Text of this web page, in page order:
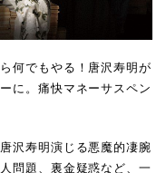
何でもやる！唐沢寿明が
に。痛快マネーサスペン
沢寿明演じる悪魔的凄腕
問題、裏金疑惑など、一